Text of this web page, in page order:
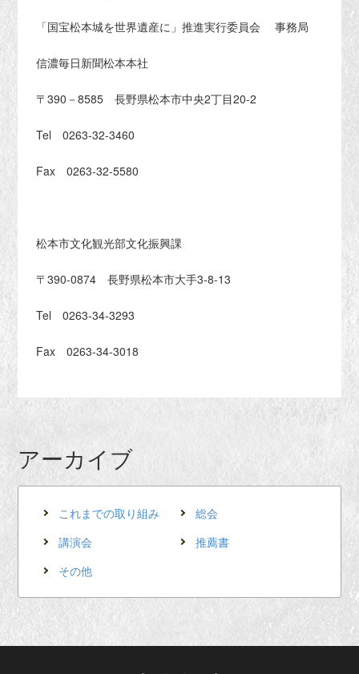
「国宝松本城を世界遺産に」推進実行委員会 事務局
信濃毎日新聞松本本社
〒390－8585 長野県松本市中央2丁目20-2
Tel 0263-32-3460
Fax 0263-32-5580
松本市文化観光部文化振興課
〒390-0874 長野県松本市大手3-8-13
Tel 0263-34-3293
Fax 0263-34-3018
アーカイブ
これまでの取り組み
総会
講演会
推薦書
その他